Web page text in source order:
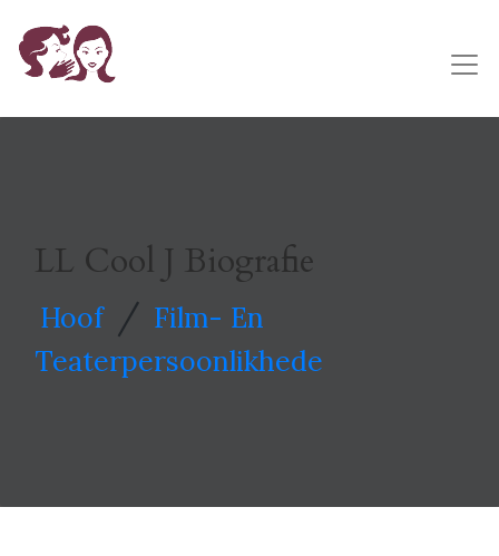
LL Cool J Biografie
Hoof / Film- En
Teaterpersoonlikhede